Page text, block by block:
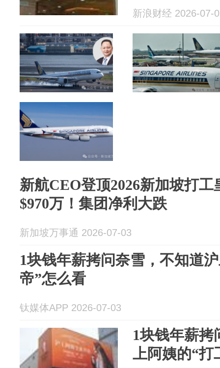
新浪财经 2026-07-
新航CEO登顶2026新加坡打
$970万！集团净利大跌
新加坡万事通 2026-07-03
1块钱年薪拷问奈雪，不知道
帝”怎么看
钛媒体APP 2026-07-03
1块钱年薪拷
上阿姨的“打